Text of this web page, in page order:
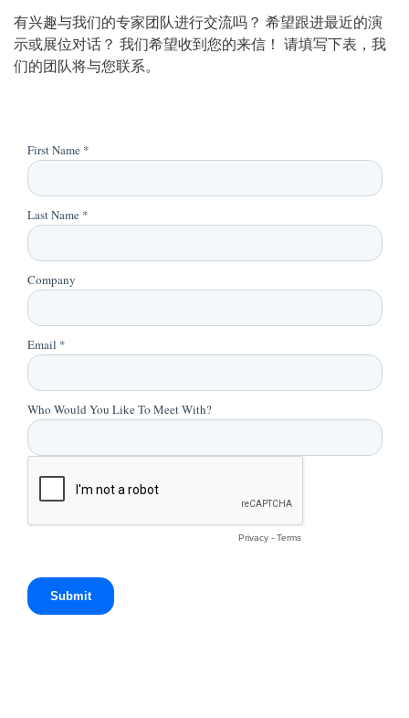
有兴趣与我们的专家团队进行交流吗？ 希望跟进最近的演
示或展位对话？ 我们希望收到您的来信！ 请填写下表，我
们的团队将与您联系。